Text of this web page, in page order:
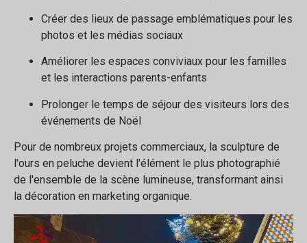
Créer des lieux de passage emblématiques pour les
photos et les médias sociaux
Améliorer les espaces conviviaux pour les familles
et les interactions parents-enfants
Prolonger le temps de séjour des visiteurs lors des
événements de Noël
Pour de nombreux projets commerciaux, la sculpture de
l'ours en peluche devient l'élément le plus photographié
de l'ensemble de la scène lumineuse, transformant ainsi
la décoration en marketing organique.